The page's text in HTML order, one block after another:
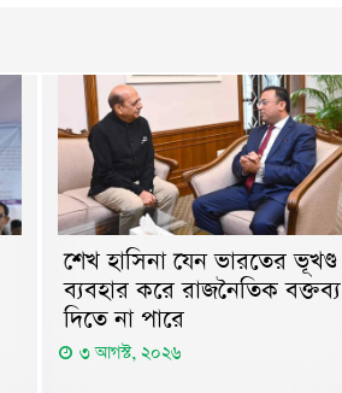
শেখ হাসিনা যেন ভারতের ভূখণ্ড
ব্যবহার করে রাজনৈতিক বক্তব্য
দিতে না পারে
৩ আগস্ট, ২০২৬